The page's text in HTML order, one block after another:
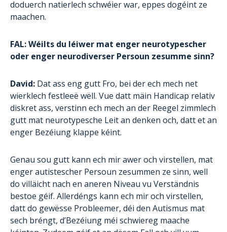
doduerch natierlech schwéier war, eppes dogéint ze
maachen.
FAL: Wéilts du léiwer mat enger neurotypescher
oder enger neurodiverser Persoun zesumme sinn?
David: Dat ass eng gutt Fro, bei der ech mech net
wierklech festleeë wëll. Vue datt mäin Handicap relativ
diskret ass, verstinn ech mech an der Reegel zimmlech
gutt mat neurotypesche Leit an denken och, datt et an
enger Bezéiung klappe kéint.
Genau sou gutt kann ech mir awer och virstellen, mat
enger autistescher Persoun zesummen ze sinn, well
do villäicht nach en aneren Niveau vu Verständnis
bestoe géif. Allerdéngs kann ech mir och virstellen,
datt do gewësse Probleemer, déi den Autismus mat
sech bréngt, d’Bezéiung méi schwiereg maache